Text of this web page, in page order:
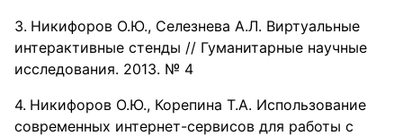
Никифоров О.Ю., Селезнева А.Л. Виртуальные
интерактивные стенды // Гуманитарные научные
исследования. 2013. № 4
Никифоров О.Ю., Корепина Т.А. Использование
современных интернет-сервисов для работы с